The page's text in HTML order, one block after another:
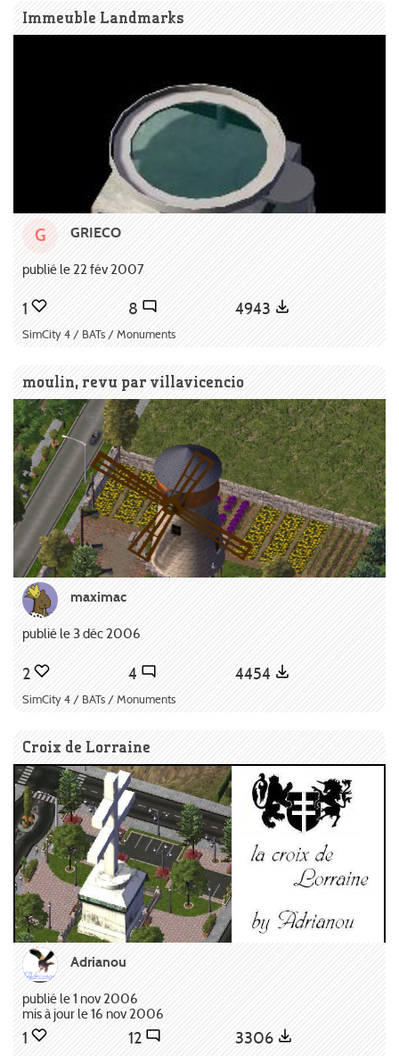
Immeuble Landmarks
G GRIECO
publié le 22 fév 2007
1 8 4943
SimCity 4 / BATs / Monuments
moulin, revu par villavicencio
maximac
publié le 3 déc 2006
2 4 4454
SimCity 4 / BATs / Monuments
Croix de Lorraine
Adrianou
publié le 1 nov 2006
mis à jour le 16 nov 2006
1 12 3306